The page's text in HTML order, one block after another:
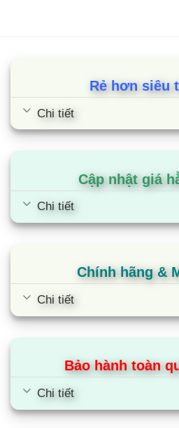
Rẻ hơn siêu
Chi tiết
Cập nhật giá
Chi tiết
Chính hãng &
Chi tiết
Bảo hành toàn
Chi tiết